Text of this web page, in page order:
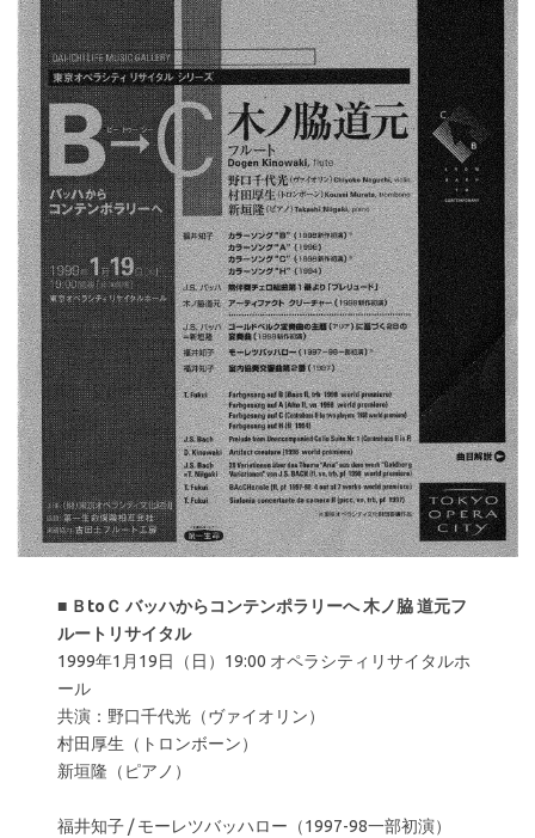
■ ＢtoＣ バッハからコンテンポラリーへ 木ノ脇 道元フ
ルートリサイタル
1999年1月19日（日）19:00 オペラシティリサイタルホ
ール
共演：野口千代光（ヴァイオリン）
村田厚生（トロンボーン）
新垣隆（ピアノ）
福井知子 / モーレツバッハロー（1997-98一部初演）